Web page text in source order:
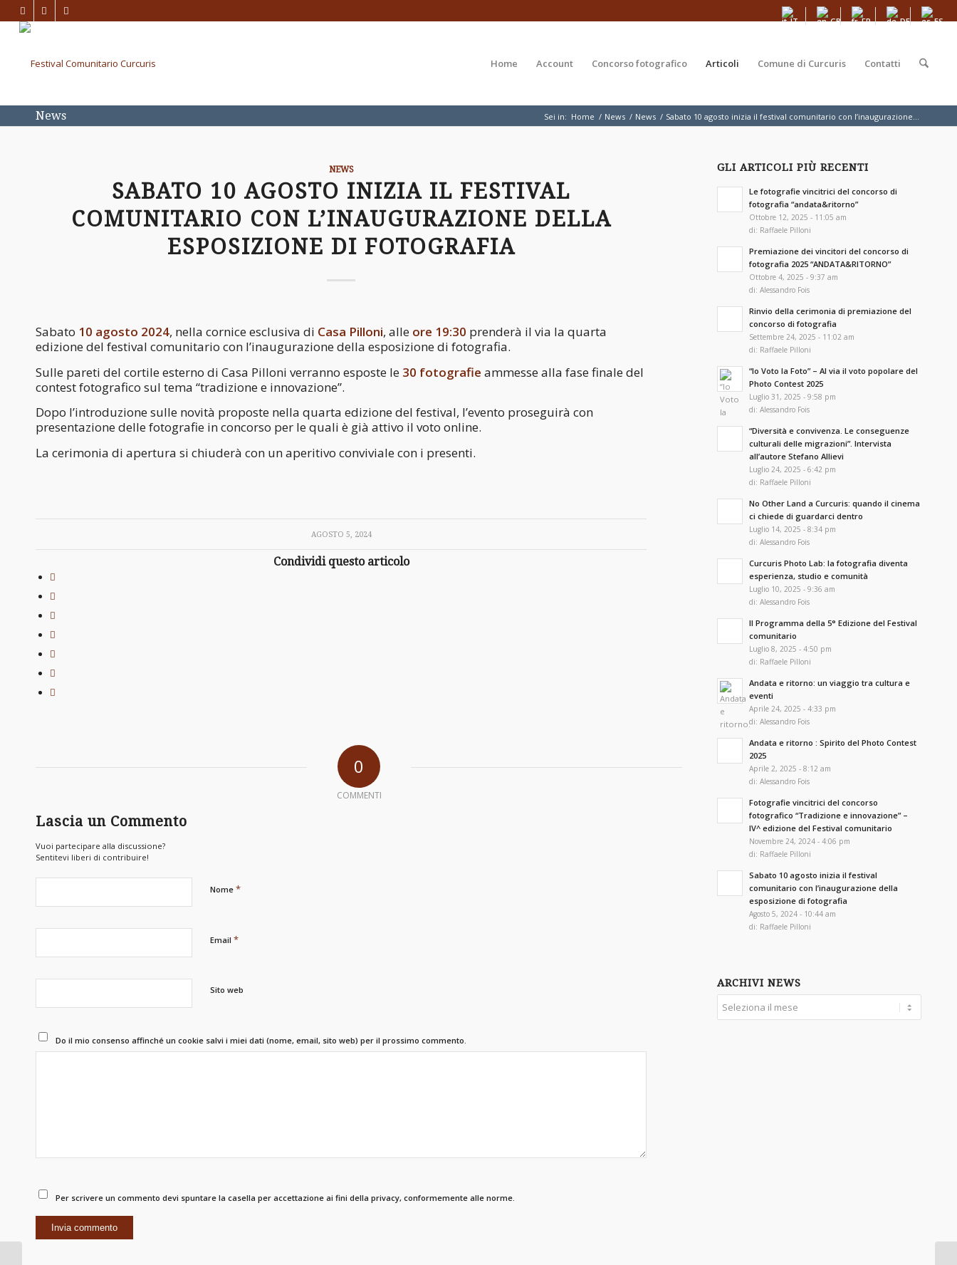
Home Account Concorso fotografico Articoli Comune di Curcuris Contatti
News Sei in: Home / News / News / Sabato 10 agosto inizia il festival comunitario con l’inaugurazione...
NEWS
SABATO 10 AGOSTO INIZIA IL FESTIVAL
COMUNITARIO CON L’INAUGURAZIONE DELLA
ESPOSIZIONE DI FOTOGRAFIA
Sabato 10 agosto 2024, nella cornice esclusiva di Casa Pilloni, alle ore 19:30 prenderà il via la quarta
edizione del festival comunitario con l’inaugurazione della esposizione di fotografia.
Sulle pareti del cortile esterno di Casa Pilloni verranno esposte le 30 fotografie ammesse alla fase finale del
contest fotografico sul tema “tradizione e innovazione”.
Dopo l’introduzione sulle novità proposte nella quarta edizione del festival, l’evento proseguirà con
presentazione delle fotografie in concorso per le quali è già attivo il voto online.
La cerimonia di apertura si chiuderà con un aperitivo conviviale con i presenti.
AGOSTO 5, 2024
Condividi questo articolo
0
COMMENTI
Lascia un Commento
Vuoi partecipare alla discussione?
Sentitevi liberi di contribuire!
Nome *
Email *
Sito web
Do il mio consenso affinché un cookie salvi i miei dati (nome, email, sito web) per il prossimo commento.
Per scrivere un commento devi spuntare la casella per accettazione ai fini della privacy, conformemente alle norme.
GLI ARTICOLI PIÙ RECENTI
Le fotografie vincitrici del concorso di
fotografia “andata&ritorno”
Ottobre 12, 2025 - 11:05 am
di: Raffaele Pilloni
Premiazione dei vincitori del concorso di
fotografia 2025 “ANDATA&RITORNO”
Ottobre 4, 2025 - 9:37 am
di:Alessandro Fois
Rinvio della cerimonia di premiazione del
concorso di fotografia
Settembre 24, 2025 - 11:02 am
di: Raffaele Pilloni
“Io Voto la Foto” – Al via il voto popolare del
Photo Contest 2025
Luglio 31, 2025 - 9:58 pm
di:Alessandro Fois
“Diversità e convivenza. Le conseguenze
culturali delle migrazioni”. Intervista
all’autore Stefano Allievi
Luglio 24, 2025 - 6:42 pm
di: Raffaele Pilloni
No Other Land a Curcuris: quando il cinema
ci chiede di guardarci dentro
Luglio 14, 2025 - 8:34 pm
di:Alessandro Fois
Curcuris Photo Lab: la fotografia diventa
esperienza, studio e comunità
Luglio 10, 2025 - 9:36 am
di:Alessandro Fois
Il Programma della 5° Edizione del Festival
comunitario
Luglio 8, 2025 - 4:50 pm
di: Raffaele Pilloni
Andata e ritorno: un viaggio tra cultura e
eventi
Aprile 24, 2025 - 4:33 pm
di:Alessandro Fois
Andata e ritorno : Spirito del Photo Contest
2025
Aprile 2, 2025 - 8:12 am
di:Alessandro Fois
Fotografie vincitrici del concorso
fotografico “Tradizione e innovazione” –
IV^ edizione del Festival comunitario
Novembre 24, 2024 - 4:06 pm
di: Raffaele Pilloni
Sabato 10 agosto inizia il festival
comunitario con l’inaugurazione della
esposizione di fotografia
Agosto 5, 2024 - 10:44 am
di: Raffaele Pilloni
ARCHIVI NEWS